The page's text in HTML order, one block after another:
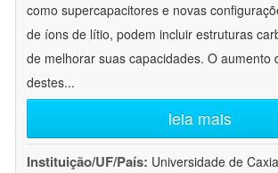
como supercapacitores e novas
de íons de lítio, podem incluir estruturas
de melhorar suas capacidades. O aumento
destes...
leia mais
Instituição/UF/País: Universidade de